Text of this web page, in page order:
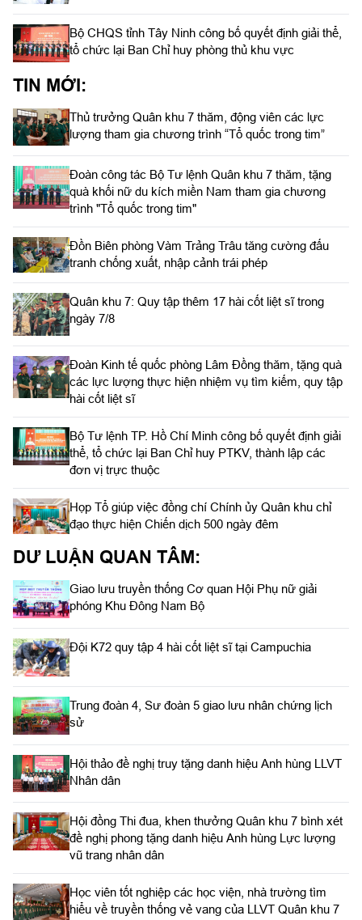
Bộ CHQS tỉnh Tây Ninh công bố quyết định giải thể,
tổ chức lại Ban Chỉ huy phòng thủ khu vực
TIN MỚI:
Thủ trưởng Quân khu 7 thăm, động viên các lực
lượng tham gia chương trình “Tổ quốc trong tim”
Đoàn công tác Bộ Tư lệnh Quân khu 7 thăm, tặng
quà khối nữ du kích miền Nam tham gia chương
trình "Tổ quốc trong tim"
Đồn Biên phòng Vàm Trảng Trâu tăng cường đấu
tranh chống xuất, nhập cảnh trái phép
Quân khu 7: Quy tập thêm 17 hài cốt liệt sĩ trong
ngày 7/8
Đoàn Kinh tế quốc phòng Lâm Đồng thăm, tặng quà
các lực lượng thực hiện nhiệm vụ tìm kiếm, quy tập
hài cốt liệt sĩ
Bộ Tư lệnh TP. Hồ Chí Minh công bố quyết định giải
thể, tổ chức lại Ban Chỉ huy PTKV, thành lập các
đơn vị trực thuộc
Họp Tổ giúp việc đồng chí Chính ủy Quân khu chỉ
đạo thực hiện Chiến dịch 500 ngày đêm
DƯ LUẬN QUAN TÂM:
Giao lưu truyền thống Cơ quan Hội Phụ nữ giải
phóng Khu Đông Nam Bộ
Đội K72 quy tập 4 hài cốt liệt sĩ tại Campuchia
Trung đoàn 4, Sư đoàn 5 giao lưu nhân chứng lịch
sử
Hội thảo đề nghị truy tặng danh hiệu Anh hùng LLVT
Nhân dân
Hội đồng Thi đua, khen thưởng Quân khu 7 bình xét
đề nghị phong tặng danh hiệu Anh hùng Lực lượng
vũ trang nhân dân
Học viên tốt nghiệp các học viện, nhà trường tìm
hiểu về truyền thống vẻ vang của LLVT Quân khu 7